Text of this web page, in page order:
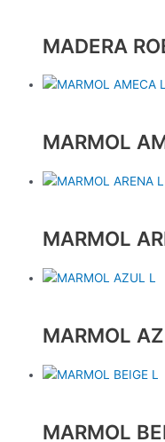
MADERA
MARMOL
MARMOL
MARMOL
MARMOL